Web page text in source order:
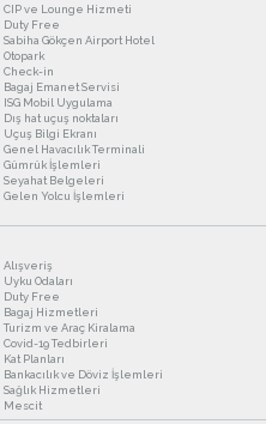
CIP ve Lounge Hizmeti
Duty Free
Sabiha Gökçen Airport Hotel
Otopark
Check-in
Bagaj Emanet Servisi
ISG Mobil Uygulama
Dış hat uçuş noktaları
Uçuş Bilgi Ekranı
Genel Havacılık Terminali
Gümrük İşlemleri
Seyahat Belgeleri
Gelen Yolcu İşlemleri
Alışveriş
Uyku Odaları
Duty Free
Bagaj Hizmetleri
Turizm ve Araç Kiralama
Covid-19 Tedbirleri
Kat Planları
Bankacılık ve Döviz İşlemleri
Sağlık Hizmetleri
Mescit